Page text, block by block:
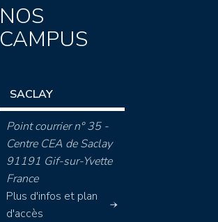
NOS
CAMPUS
SACLAY
Point courrier n° 35 -
Centre CEA de Saclay
91191 Gif-sur-Yvette
France
Plus d'infos et plan
d'accès